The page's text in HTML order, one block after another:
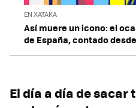
EN XATAKA
Así muere un icono: el
de España, contado
El día a día de